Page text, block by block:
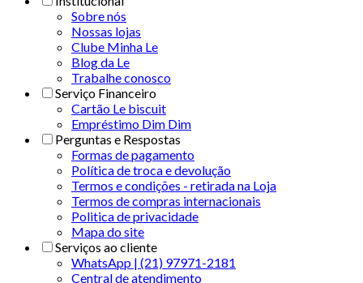
Sobre nós
Nossas lojas
Clube Minha Le
Blog da Le
Trabalhe conosco
Serviço Financeiro
Cartão Le biscuit
Empréstimo Dim Dim
Perguntas e Respostas
Formas de pagamento
Política de troca e devolução
Termos e condições - retirada na Loja
Termos de compras internacionais
Politica de privacidade
Mapa do site
Serviços ao cliente
WhatsApp | (21) 97971-2181
Central de atendimento